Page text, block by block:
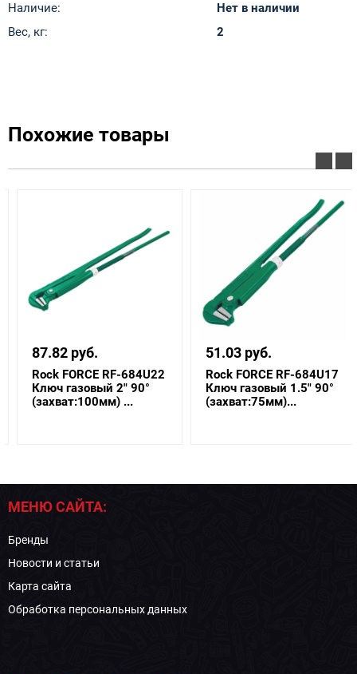
Наличие:
Нет в наличии
Вес, кг:
2
Похожие товары
87.82 руб.
Rock FORCE RF-684U22
Ключ газовый 2" 90°
(захват:100мм) ...
51.03 руб.
Rock FORCE RF-684U17
Ключ газовый 1.5" 90°
(захват:75мм)...
МЕНЮ САЙТА:
Бренды
Новости и статьи
Карта сайта
Обработка персональных данных